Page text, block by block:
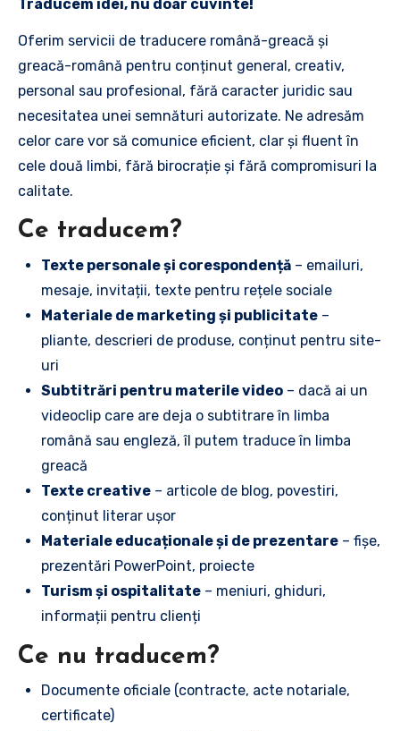
Traducem idei, nu doar cuvinte!
Oferim servicii de traducere română-greacă și
greacă-română pentru conținut general, creativ,
personal sau profesional, fără caracter juridic sau
necesitatea unei semnături autorizate. Ne adresăm
celor care vor să comunice eficient, clar și fluent în
cele două limbi, fără birocrație și fără compromisuri la
calitate.
Ce traducem?
Texte personale și corespondență– emailuri,
mesaje, invitații, texte pentru rețele sociale
Materiale de marketing și publicitate–
pliante, descrieri de produse, conținut pentru site-
uri
Subtitrări pentru materile video– dacă ai un
videoclip care are deja o subtitrare în limba
română sau engleză, îl putem traduce în limba
greacă
Texte creative– articole de blog, povestiri,
conținut literar ușor
Materiale educaționale și de prezentare– fișe,
prezentări PowerPoint, proiecte
Turism și ospitalitate– meniuri, ghiduri,
informații pentru clienți
Ce nu traducem?
Documente oficiale (contracte, acte notariale,
certificate)